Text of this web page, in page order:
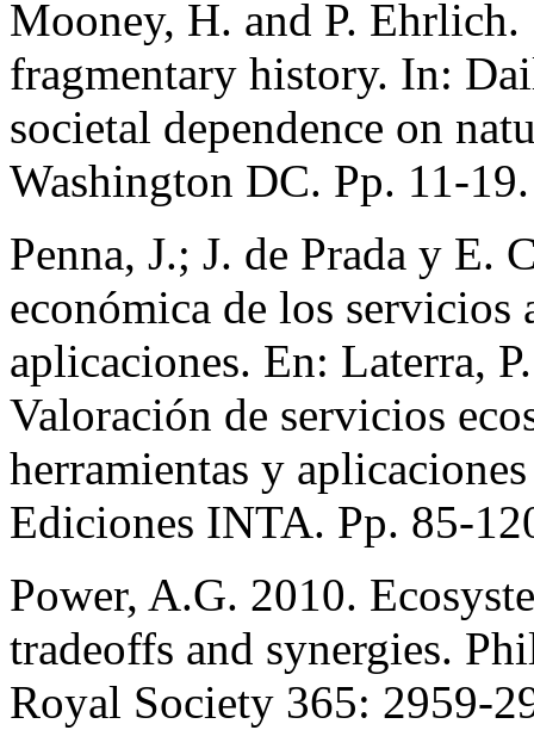
Mooney, H. and P. Ehrlich.
fragmentary history. In:
societal dependence on
Washington DC. Pp. 11-19.
Penna, J.; J. de Prada y E.
económica de los servicios
aplicaciones. En: Laterra,
Valoración de servicios
herramientas y
Ediciones INTA. Pp. 85-
Power, A.G. 2010.
tradeoffs and synergies.
Royal Society 365: 2959-